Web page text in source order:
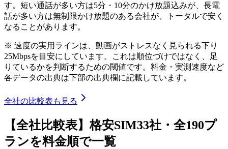
す。短い通話が多い方は5分・10分のかけ放題込みが、長電
話が多い方は無制限かけ放題のある会社が、トータルで安く
なることがあります。
※ 速度の実用ラインは、動画がストレスなく見られる下り
25Mbpsを目安にしています。これは順位づけではなく、足
りているかを判断するための閾値です。料金・実測速度など
各データの出典は下部の出典欄に記載しています。
全社の比較表も見る
【全社比較表】格安SIM33社・全190プ
ランを料金順で一覧